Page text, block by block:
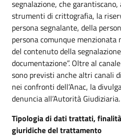
segnalazione, che
strumenti di crittografia, la
persona segnalante, della
persona comunque menzionata
del contenuto della
documentazione”. Oltre al
sono previsti anche altri canali
nei confronti dell’Anac, la
denuncia all’Autorità Giudiziaria.
Tipologia di dati trattati,
giuridiche del trattamento